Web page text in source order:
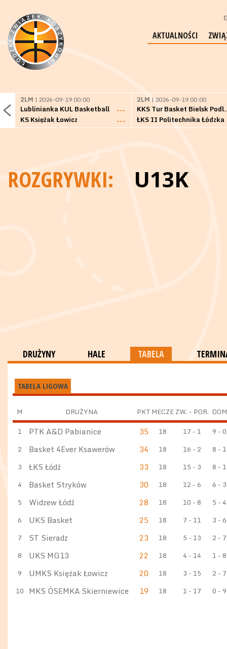
AKTUALNOŚCI
2LM | 2026-09-19 00:00
Lublinianka KUL Basketball
---
KS Księżak Łowicz
---
2LM | 2026-09-19 00:00
KKS Tur
ŁKS II Politechnika Łódzka
ROZGRYWKI: U13K
DRUŻYNY HALE TABELA
TABELA LIGOWA
M DRUŻYNA PKTMECZEZW. - POR. DOM
1
PTK A&D Pabianice 35 18 17 - 1
9 - 0
2
Basket 4Ever Ksawerów 34 18 16 - 2
8 - 1
3
ŁKS Łódź 33 18 15 - 3
8 - 1
4
Basket Stryków 30 18 12 - 6
6 - 3
5
Widzew Łódź 28 18 10 - 8
5 - 4
6
UKS Basket 25 18 7 - 11
3 - 6
7
ST Sieradz 23 18 5 - 13
2 - 7
8
UKS MG13 22 18 4 - 14
1 - 8
9
UMKS Księżak Łowicz 20 18 3 - 15
2 - 7
10 MKS ÓSEMKA Skierniewice 19 18 1 - 17 0 - 9